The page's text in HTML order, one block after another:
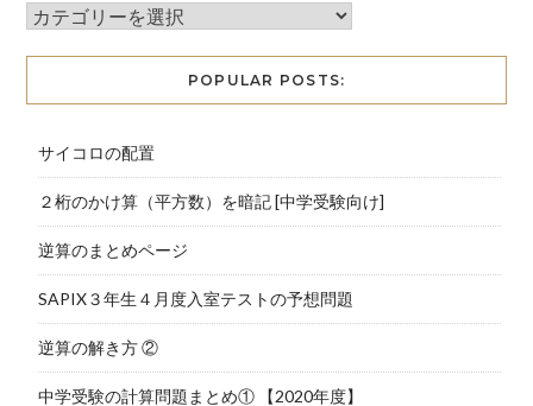
POPULAR POSTS:
サイコロの配置
２桁のかけ算（平方数）を暗記 [中学受験向け]
逆算のまとめページ
SAPIX３年生４月度入室テストの予想問題
逆算の解き方 ②
中学受験の計算問題まとめ① 【2020年度】